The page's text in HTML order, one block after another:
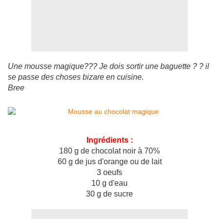
Une mousse magique??? Je dois sortir une baguette ? ? il
se passe des choses bizare en cuisine.
Bree
Ingrédients :
180 g de chocolat noir à 70%
60 g de jus d'orange ou de lait
3 oeufs
10 g d'eau
30 g de sucre